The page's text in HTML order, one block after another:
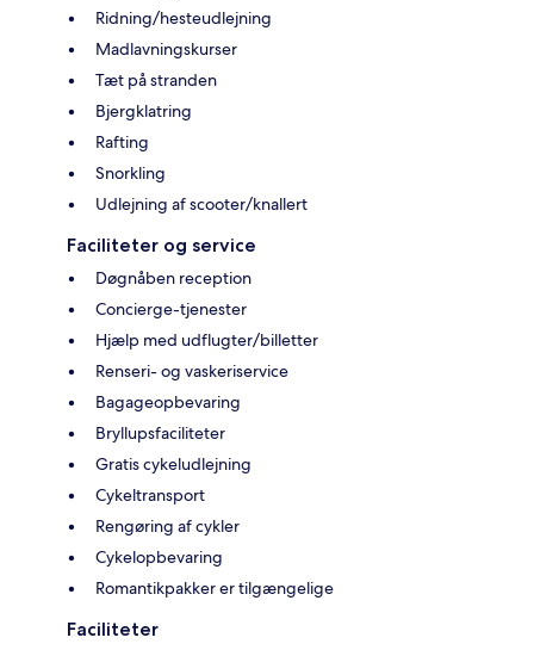
Ridning/hesteudlejning
Madlavningskurser
Tæt på stranden
Bjergklatring
Rafting
Snorkling
Udlejning af scooter/knallert
Faciliteter og service
Døgnåben reception
Concierge-tjenester
Hjælp med udflugter/billetter
Renseri- og vaskeriservice
Bagageopbevaring
Bryllupsfaciliteter
Gratis cykeludlejning
Cykeltransport
Rengøring af cykler
Cykelopbevaring
Romantikpakker er tilgængelige
Faciliteter